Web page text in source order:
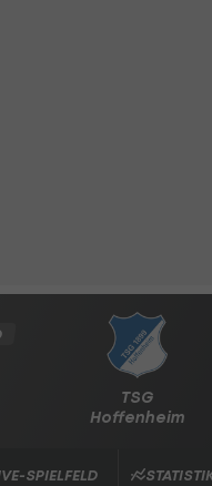
TSG
Hoffenheim
SPIELFELD